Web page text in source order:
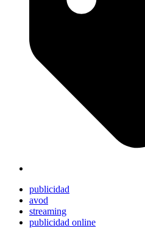
publicidad
avod
streaming
publicidad online